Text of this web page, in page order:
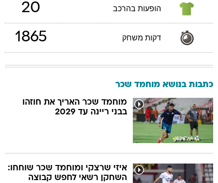
הופעות בהרכב 20
דקות משחק 1865
כתבות בנושא מוחמד שכר
מוחמד שכר האריך את חוזהו
בבני ריינה עד 2029
איזי שרצקי ומוחמד שכר שוחחו:
השחקן רשאי לחפש קבוצה